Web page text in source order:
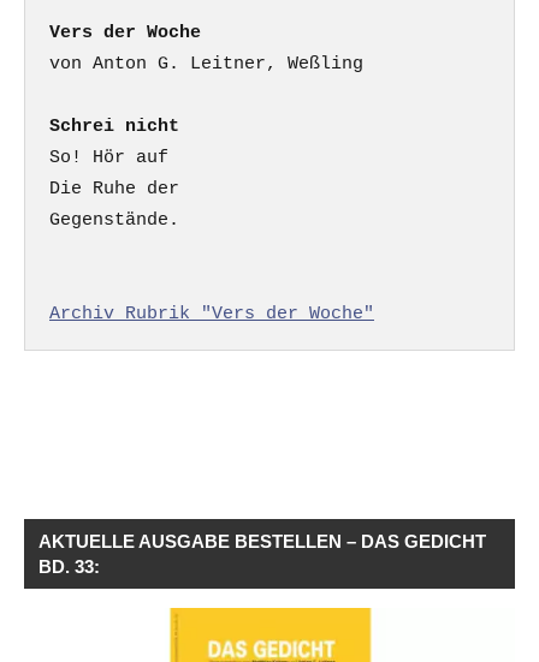
Vers der Woche
Schrei nicht
So! Hör auf
Die Ruhe der
Gegenstände.
Archiv Rubrik "Vers der Woche"
AKTUELLE AUSGABE BESTELLEN – DAS GEDICHT
BD. 33: